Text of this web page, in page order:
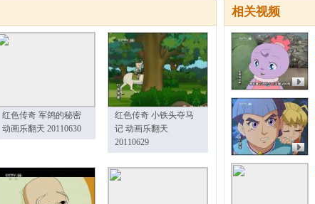
相关视频
红色传奇 军鸽的秘密
动画乐翻天 20110630
红色传奇 小铁头夺马
记 动画乐翻天
20110629